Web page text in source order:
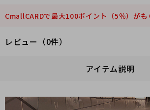
CmallCARDで最大100ポイント（5％）がも
レビュー（0件）
アイテム説明